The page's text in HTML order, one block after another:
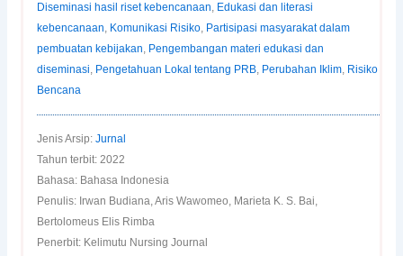
Diseminasi hasil riset kebencanaan, Edukasi dan literasi
kebencanaan, Komunikasi Risiko, Partisipasi masyarakat dalam
pembuatan kebijakan, Pengembangan materi edukasi dan
diseminasi, Pengetahuan Lokal tentang PRB, Perubahan Iklim, Risiko
Bencana
Jenis Arsip:Jurnal
Tahun terbit: 2022
Bahasa: Bahasa Indonesia
Penulis: Irwan Budiana, Aris Wawomeo, Marieta K. S. Bai,
Bertolomeus Elis Rimba
Penerbit: Kelimutu Nursing Journal